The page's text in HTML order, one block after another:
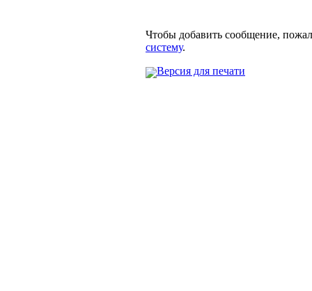
Чтобы добавить сообщение,
систему.
Версия для печати